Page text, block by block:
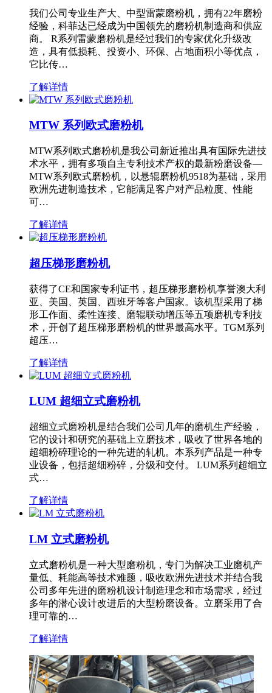
我们公司专业生产大、中型雷蒙磨粉机，拥有22年磨粉
经验，科菲达已经成为中国领先的磨粉机制造商和供应
商。 R系列雷蒙磨粉机是经过我们的专家优化升级改
造，具有低损耗、投资小、环保、占地面积小等优点，
它比传…
了解详情
MTW 系列欧式磨粉机
MTW系列欧式磨粉机是我公司新近推出具有国际先进技
术水平，拥有多项自主专利技术产权的最新粉磨设备—
MTW系列欧式磨粉机，以悬辊磨粉机9518为基础，采用
欧洲先进制造技术，它能满足客户对产品粒度、性能
可…
了解详情
超压梯形磨粉机
获得了CE和国家专利证书，超压梯形磨粉机享誉澳大利
亚、美国、英国、西班牙等客户国家。该机型采用了梯
形工作面、柔性连接、磨辊联动增压等五项磨机专利技
术，开创了超压梯形磨粉机的世界最高水平。TGM系列
超压…
了解详情
LUM 超细立式磨粉机
超细立式磨粉机是结合我们公司几年的磨机生产经验，
它的设计和研究的基础上立磨技术，吸收了世界各地的
超细粉碎理论的一种先进的轧机。本系列产品是一种专
业设备，包括超细粉碎，分级和交付。 LUM系列超细立
式…
了解详情
LM 立式磨粉机
立式磨粉机是一种大型磨粉机，专门为解决工业磨机产
量低、耗能高等技术难题，吸收欧洲先进技术并结合我
公司多年先进的磨粉机设计制造理念和市场需求，经过
多年的潜心设计改进后的大型粉磨设备。立磨采用了合
理可靠的…
了解详情